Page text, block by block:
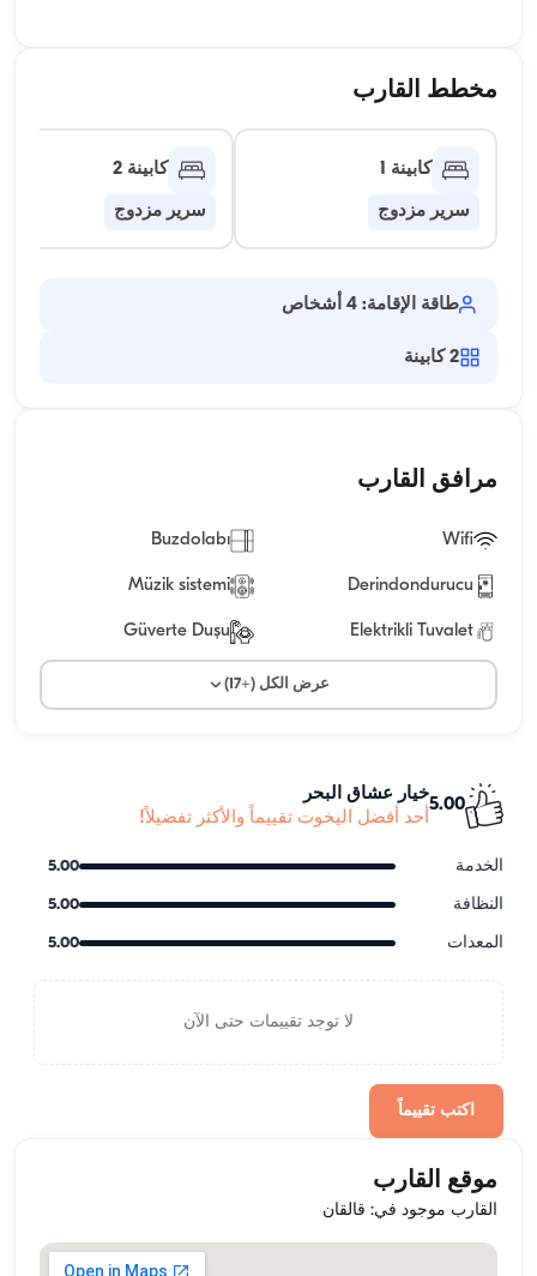
مخطط القارب
كابينة 1
سرير مزدوج
كابينة 2
سرير مزدوج
طاقة الإقامة: 4 أشخاص
2 كابينة
مرافق القارب
Wifi
Buzdolabı
Derindondurucu
Müzik sistemi
Elektrikli Tuvalet
Güverte Duşu
عرض الكل (+17)
5.00
خيار عشاق البحر
أحد أفضل اليخوت تقييماً والأكثر تفضيلاً!
الخدمة 5.00
النظافة 5.00
المعدات 5.00
لا توجد تقييمات حتى الآن
اكتب تقييماً
موقع القارب
القارب موجود في: قالقان